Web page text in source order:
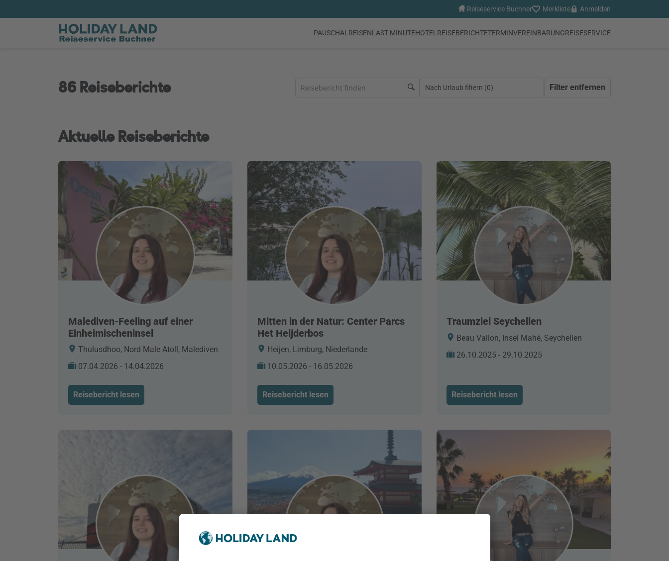
Reiseservice Buchner Merkliste Anmelden
PAUSCHALREISENLAST MINUTEHOTEL REISEBERICHTETERMINVEREINBARUNGREISESERVICE
86 Reiseberichte Nach Urlaub filtern (0) Filter entfernen
Aktuelle Reiseberichte
Malediven-Feeling auf einer
Einheimischeninsel
Thulusdhoo, Nord Male Atoll, Malediven
07.04.2026 - 14.04.2026
Reisebericht lesen
Mitten in der Natur: Center Parcs
Het Heijderbos
Heijen, Limburg, Niederlande
10.05.2026 - 16.05.2026
Reisebericht lesen
Traumziel Seychellen
Beau Vallon, Insel Mahé, Seychellen
26.10.2025 - 29.10.2025
Reisebericht lesen